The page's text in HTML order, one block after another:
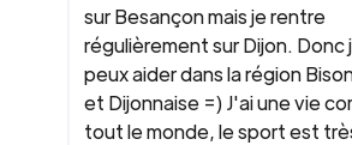
sur Besançon mais je rentre
régulièrement sur Dijon. Donc
peux aider dans la région
et Dijonnaise =) J'ai une vie
tout le monde, le sport est